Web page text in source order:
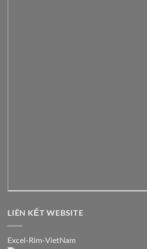
LIÊN KẾT WEBSITE
Excel-Rim-VietNam